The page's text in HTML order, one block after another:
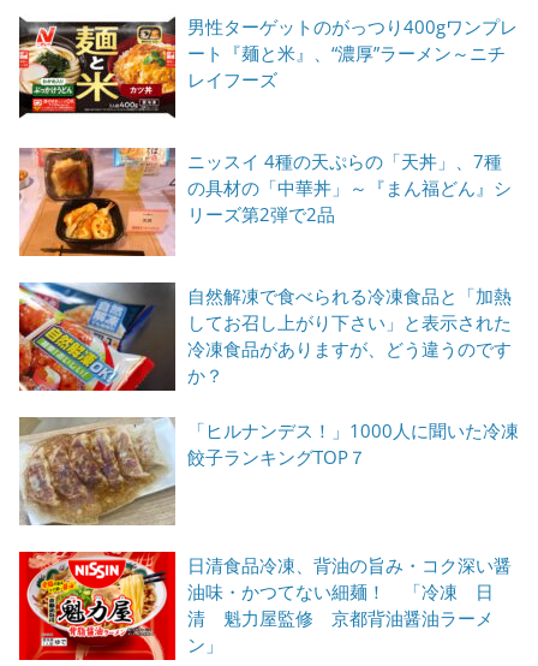
男性ターゲットのがっつり400gワンプレ
ート『麺と米』、“濃厚”ラーメン～ニチ
レイフーズ
ニッスイ 4種の天ぷらの「天丼」、7種
の具材の「中華丼」～『まん福どん』シ
リーズ第2弾で2品
自然解凍で食べられる冷凍食品と「加熱
してお召し上がり下さい」と表示された
冷凍食品がありますが、どう違うのです
か？
「ヒルナンデス！」1000人に聞いた冷凍
餃子ランキングTOP７
日清食品冷凍、背油の旨み・コク深い醤
油味・かつてない細麺！ 「冷凍 日
清 魁力屋監修 京都背油醤油ラーメ
ン」